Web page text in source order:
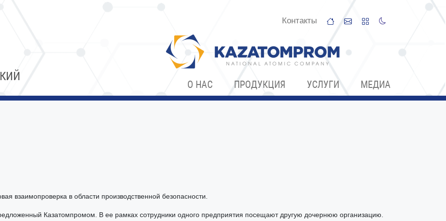
Контакты
О НАС ПРОДУКЦИЯ УСЛУГИ МЕДИА
взаимопроверка в области производственной безопасности.
Казатомпромом. В ее рамках сотрудники одного предприятия посещают другую дочернюю организацию.